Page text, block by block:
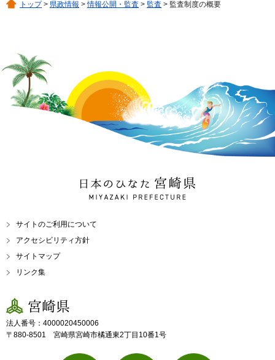
トップ> 県政情報 >情報公開・監査 > 監査 > 監査制度の概要
日本のひなた 宮崎県
MIYAZAKI PREFECTURE
サイトのご利用について
アクセシビリティ方針
サイトマップ
リンク集
宮崎県
法人番号：4000020450006
〒880-8501 宮崎県宮崎市橘通東2丁目10番1号